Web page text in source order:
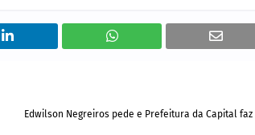
Edwilson Negreiros pede e Prefeitura da Capital